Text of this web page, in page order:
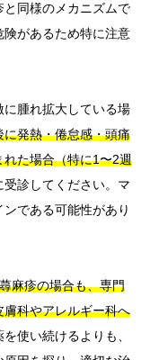
と同様のメカニズムで
があるため特に注意
腫れ拡大している場
に発熱・倦怠感・頭痛
た場合（特に1〜2週
受診してください。マ
である可能性があり
麻疹の場合も、専門
科やアレルギー科へ
使い続けるよりも、